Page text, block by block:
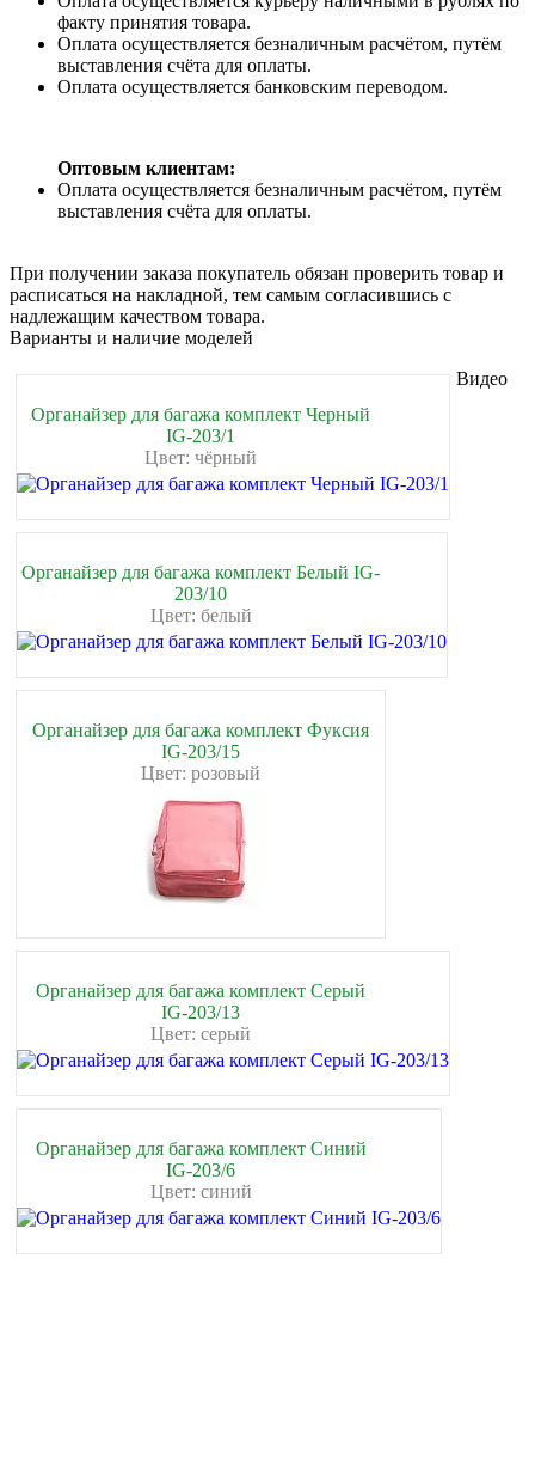
факту принятия товара.
Оплата осуществляется безналичным расчётом, путём
выставления счёта для оплаты.
Оплата осуществляется банковским переводом.
Оптовым клиентам:
Оплата осуществляется безналичным расчётом, путём
выставления счёта для оплаты.
При получении заказа покупатель обязан проверить товар и
расписаться на накладной, тем самым согласившись с
надлежащим качеством товара.
Варианты и наличие моделей
Органайзер для багажа комплект Черный
IG-203/1
Цвет: чёрный
Органайзер для багажа комплект Белый IG-
203/10
Цвет: белый
Органайзер для багажа комплект Фуксия
IG-203/15
Цвет: розовый
Органайзер для багажа комплект Серый
IG-203/13
Цвет: серый
Органайзер для багажа комплект Синий
IG-203/6
Цвет: синий
Видео